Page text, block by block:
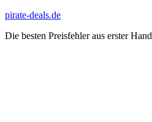
Zum
springen
pirate-deals.de
Die besten Preisfehler aus erster Hand